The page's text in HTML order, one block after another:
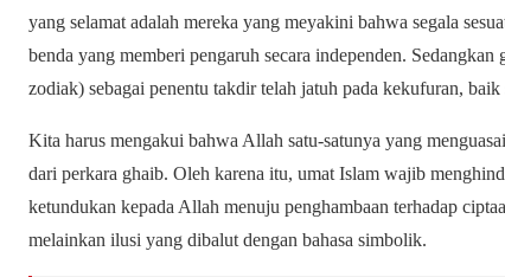
yang selamat adalah mereka yang meyakini bahwa segala
benda yang memberi pengaruh secara independen.
zodiak) sebagai penentu takdir telah jatuh pada kekufuran,
Kita harus mengakui bahwa Allah satu-satunya yang
dari perkara ghaib. Oleh karena itu, umat Islam wajib
ketundukan kepada Allah menuju penghambaan terhadap
melainkan ilusi yang dibalut dengan bahasa simbolik.